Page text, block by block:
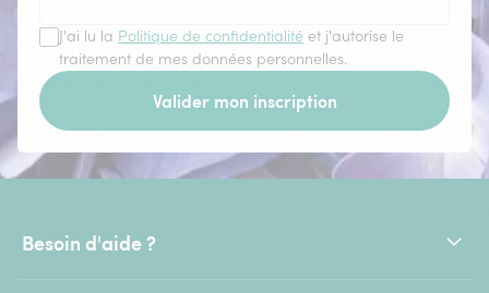
J'ai lu la Politique de confidentialité et j'autorise le
traitement de mes données personnelles.
Valider mon inscription
Besoin d'aide ?